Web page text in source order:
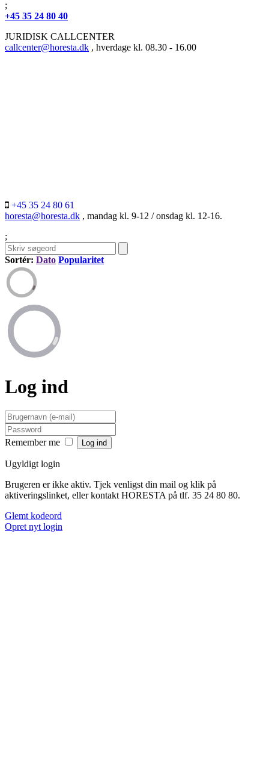
;
+45 35 24 80 40
JURIDISK CALLCENTER
callcenter@horesta.dk , hverdage kl. 08.30 - 16.00
+45 35 24 80 61
horesta@horesta.dk , mandag kl. 9-12 / onsdag kl. 12-16.
;
Sortér: Dato Popularitet
Log ind
Remember me
Ugyldigt login
Brugeren er ikke aktiv. Tjek venligst din mail og klik på
aktiveringslinket, eller kontakt HORESTA på tlf. 35 24 80 80.
Glemt kodeord
Opret nyt login